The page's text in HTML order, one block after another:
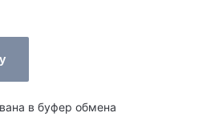
в буфер обмена